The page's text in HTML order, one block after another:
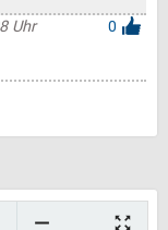
Uhr
0